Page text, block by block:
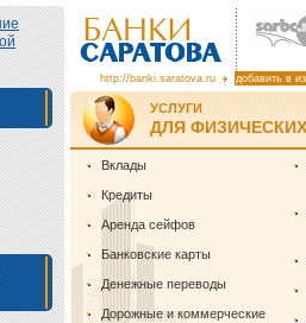
http://banki.saratova.ru добавить в
УСЛУГИ
ДЛЯ
Вклады
Кредиты
Аренда сейфов
Банковские карты
Денежные переводы
Дорожные и коммерческие